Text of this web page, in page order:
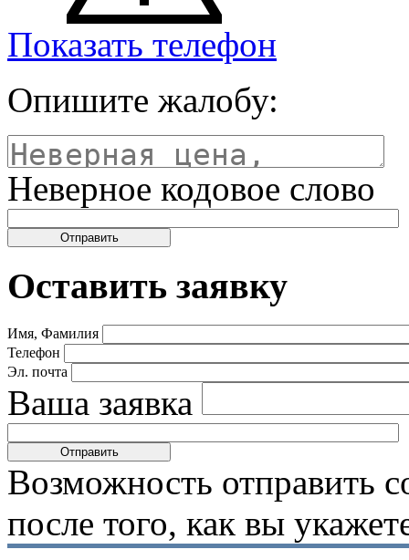
Показать телефон
Опишите жалобу:
Неверное кодовое слово
Оставить заявку
Имя, Фамилия
Телефон
Эл. почта
Ваша заявка
Возможность отправить
после того, как вы